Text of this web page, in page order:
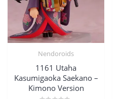
Nendoroids
1161 Utaha
Kasumigaoka Saekano –
Kimono Version